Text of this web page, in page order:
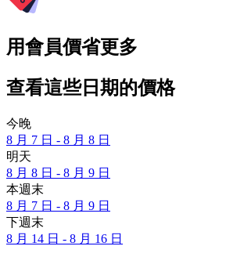
用會員價省更多
查看這些日期的價格
今晚
8 月 7 日 - 8 月 8 日
明天
8 月 8 日 - 8 月 9 日
本週末
8 月 7 日 - 8 月 9 日
下週末
8 月 14 日 - 8 月 16 日